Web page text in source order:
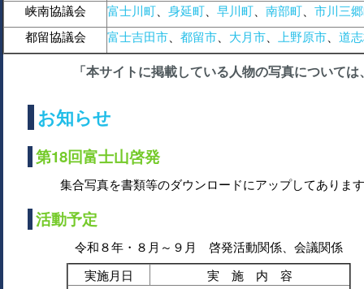
峡南協議会
富士川町 身延町 早川町 南部町
市川三
都留協議会
富士吉田市 都留市 大月市 上野原市 道
「本サイトに掲載している人物の写真について
お知らせ
第18回富士山啓発
集合写真を書類等のダウンロードにアップしてありま
活動予定
令和８年・８月～９月 啓発活動関係、会議関係
実施月日
実 施 内 容